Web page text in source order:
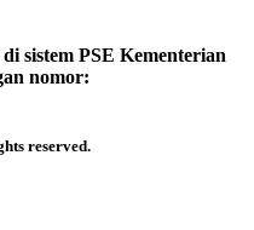
sistem PSE Kementerian
nomor:
reserved.